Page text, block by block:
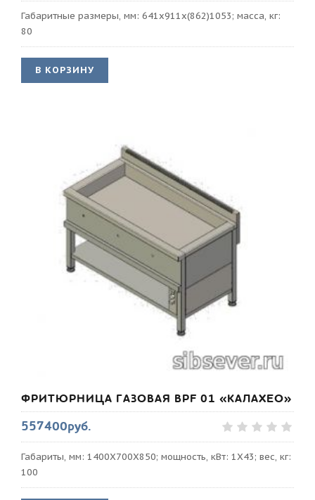
Габаритные размеры, мм: 641х911х(862)1053; масса, кг:
80
В КОРЗИНУ
ФРИТЮРНИЦА ГАЗОВАЯ BPF 01 «КАЛАХЕО»
557400руб.
Габариты, мм: 1400Х700Х850; мощность, кВт: 1Х43; вес, кг:
100